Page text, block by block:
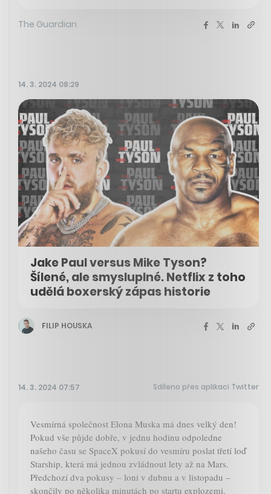
The Guardian
14. 3. 2024 08:29
Jake Paul versus Mike Tyson?
Šílené, ale smysluplné. Netflix z toho
udělá boxerský zápas historie
FILIP HOUSKA
14. 3. 2024 07:57 Sdíleno přes aplikaci Twitter
Vesmírná společnost Elona Muska má dnes velký den!
Pokud vše půjde dobře, v jednu hodinu odpoledne
našeho času se SpaceX pokusí do vesmíru poslat třetí loď
Starship, která má jednou zvládnout lety až na Mars.
Předchozí dva pokusy – loni v dubnu a v listopadu –
skončily po několika minutách po startu explozemi.